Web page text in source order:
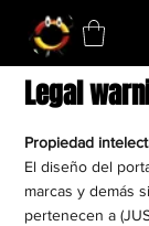
Legal
Propiedad
El diseño del
marcas y demás
pertenecen a